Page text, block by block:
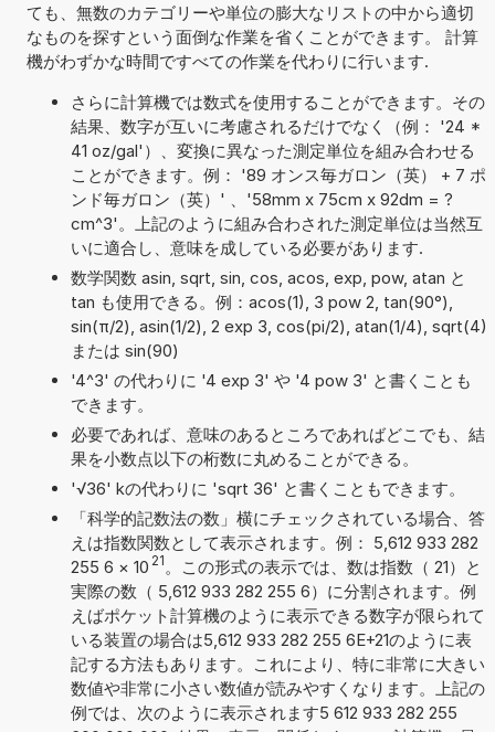
ても、無数のカテゴリーや単位の膨大なリストの中から適切
なものを探すという面倒な作業を省くことができます。 計算
機がわずかな時間ですべての作業を代わりに行います.
さらに計算機では数式を使用することができます。その
結果、数字が互いに考慮されるだけでなく（例： '24 *
41 oz/gal'）、変換に異なった測定単位を組み合わせる
ことができます。例： '89 オンス毎ガロン（英） + 7 ポ
ンド毎ガロン（英）' 、'58mm x 75cm x 92dm = ?
cm^3'。上記のように組み合わされた測定単位は当然互
いに適合し、意味を成している必要があります.
数学関数 asin, sqrt, sin, cos, acos, exp, pow, atan と
tan も使用できる。例：acos(1), 3 pow 2, tan(90°),
sin(π/2), asin(1/2), 2 exp 3, cos(pi/2), atan(1/4), sqrt(4)
または sin(90)
'4^3' の代わりに '4 exp 3' や '4 pow 3' と書くことも
できます。
必要であれば、意味のあるところであればどこでも、結
果を小数点以下の桁数に丸めることができる。
'√36' kの代わりに 'sqrt 36' と書くこともできます。
「科学的記数法の数」横にチェックされている場合、答
えは指数関数として表示されます。例： 5,612 933 282
255 6 × 10 21 。この形式の表示では、数は指数（ 21）と
実際の数（ 5,612 933 282 255 6）に分割されます。例
えばポケット計算機のように表示できる数字が限られて
いる装置の場合は5,612 933 282 255 6E+21のように表
記する方法もあります。これにより、特に非常に大きい
数値や非常に小さい数値が読みやすくなります。上記の
例では、次のように表示されます5 612 933 282 255